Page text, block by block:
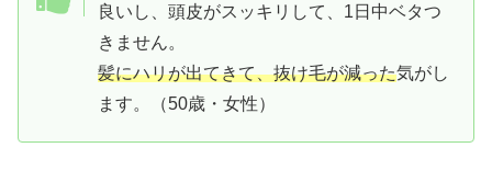
良いし、頭皮がスッキリして、1日中ベタつ
きません。
髪にハリが出てきて、抜け毛が減った気がし
ます。（50歳・女性）